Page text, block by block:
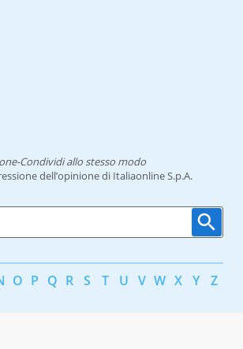
Condividi allo stesso modo
dell’opinione di Italiaonline S.p.A.
O P Q R S T U V W X Y Z